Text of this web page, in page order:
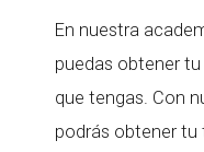
En nuestra
puedas obtener
que tengas. Con
podrás obtener tu